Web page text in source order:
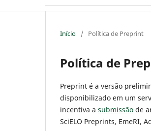
Início / Política de Preprint
Política de
Preprint é a versão
disponibilizado em um
incentiva a submissão de
SciELO Preprints, EmeRI,